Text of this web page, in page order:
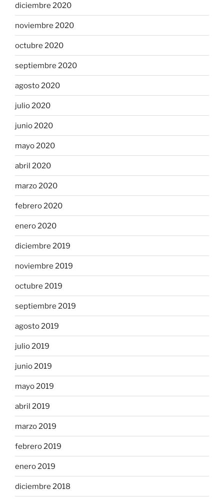
diciembre 2020
noviembre 2020
octubre 2020
septiembre 2020
agosto 2020
julio 2020
junio 2020
mayo 2020
abril 2020
marzo 2020
febrero 2020
enero 2020
diciembre 2019
noviembre 2019
octubre 2019
septiembre 2019
agosto 2019
julio 2019
junio 2019
mayo 2019
abril 2019
marzo 2019
febrero 2019
enero 2019
diciembre 2018